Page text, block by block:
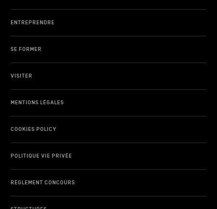
ENTREPRENDRE
SE FORMER
VISITER
MENTIONS LÉGALES
COOKIES POLICY
POLITIQUE VIE PRIVÉE
RÈGLEMENT CONCOURS